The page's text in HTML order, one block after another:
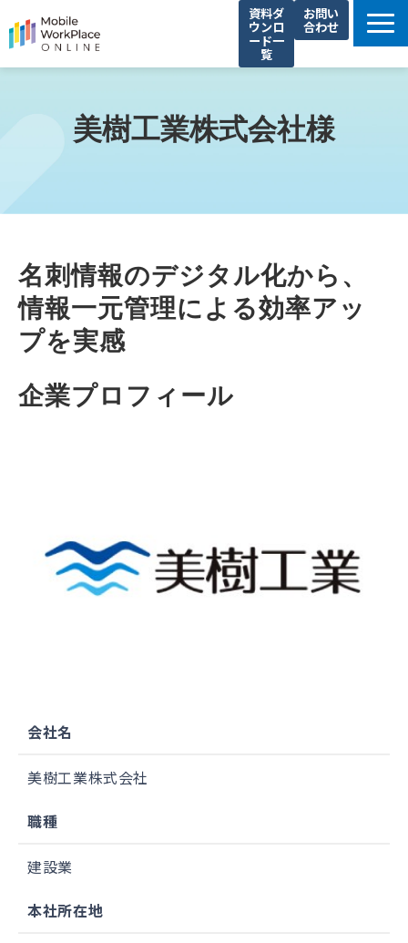
資料ダ
ウンロ
ード一
覧
お問い
合わせ
解決できる課題
コネクシオの強み
法人携帯お役立ち情報
運営会社
美樹工業株式会社様
名刺情報のデジタル化から、
情報一元管理による効率アッ
プを実感
企業プロフィール
会社名
美樹工業株式会社
職種
建設業
本社所在地